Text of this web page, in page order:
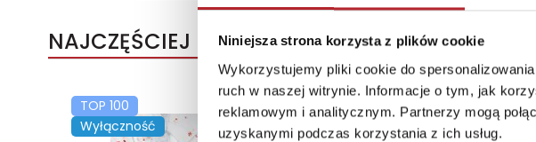
Niniejsza strona korzysta z plików cookie
Wykorzystujemy pliki cookie do
ruch w naszej witrynie. Informacje o tym, jak
reklamowym i analitycznym. Partnerzy mogą
uzyskanymi podczas korzystania z ich usług.
NAJCZĘŚCIEJ KUPOWANE
TOP 100
Wyłączność
TOP 100 TOP